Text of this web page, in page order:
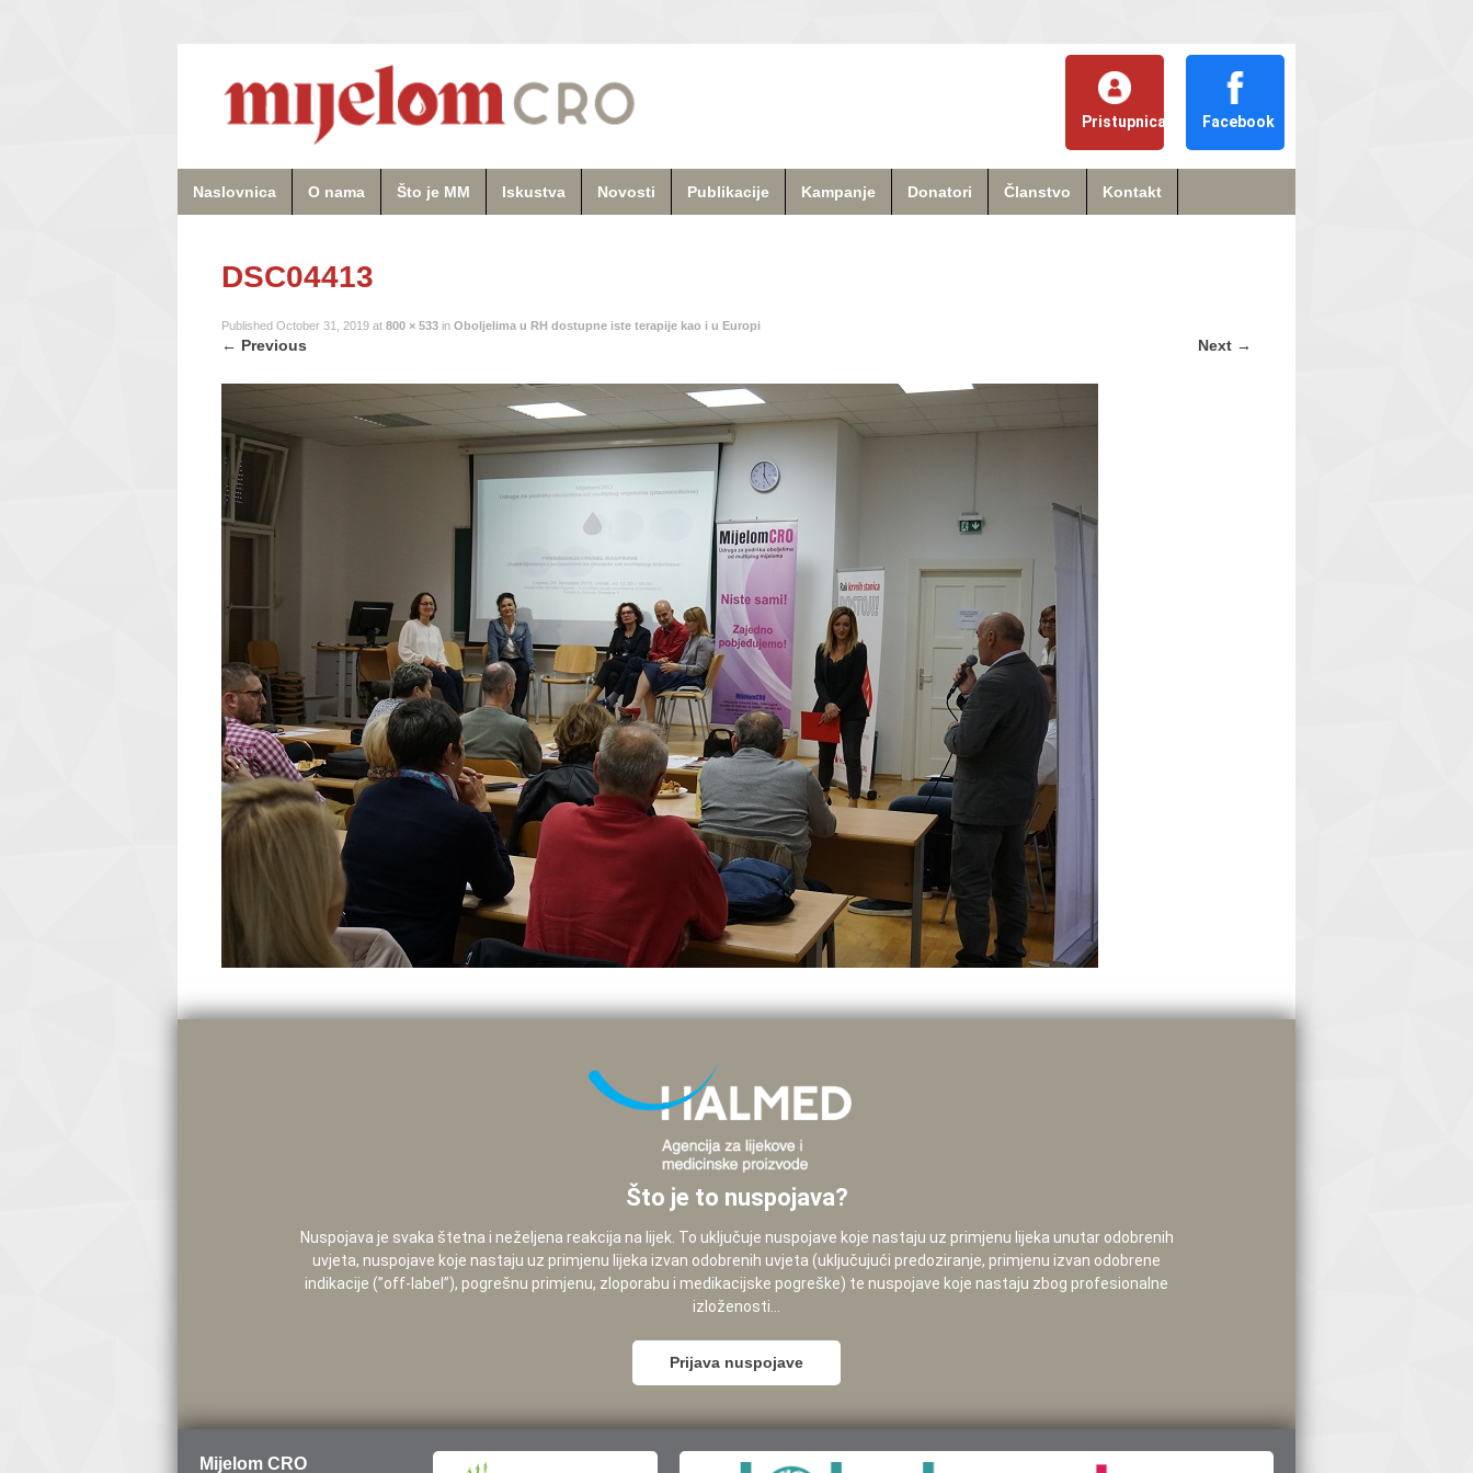
Pristupnica Facebook
Naslovnica O nama Što je MM Iskustva Novosti Publikacije Kampanje Donatori Članstvo Kontakt
DSC04413
Published October 31, 2019 at 800 × 533 in Oboljelima u RH dostupne iste terapije kao i u Europi
← Previous Next →
Što je to nuspojava?
Nuspojava je svaka štetna i neželjena reakcija na lijek. To uključuje nuspojave koje nastaju uz primjenu lijeka unutar odobrenih
uvjeta, nuspojave koje nastaju uz primjenu lijeka izvan odobrenih uvjeta (uključujući predoziranje, primjenu izvan odobrene
indikacije (”off-label”), pogrešnu primjenu, zloporabu i medikacijske pogreške) te nuspojave koje nastaju zbog profesionalne
izloženosti...
Prijava nuspojave
Mijelom CRO